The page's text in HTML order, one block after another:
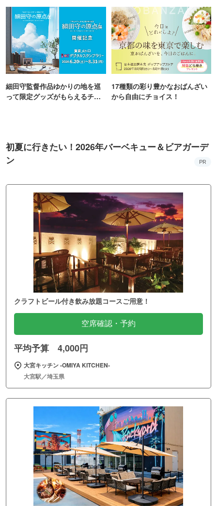
細田守監督作品ゆかりの地を巡
って限定グッズがもらえるチャ
17種類の彩り豊かなおばんざい
から自由にチョイス！
初夏に行きたい！2026年バーベキュー＆ビアガーデ
ン
PR
クラフトビール付き飲み放題コースご用意！
空席確認・予約
平均予算 4,000円
大宮キッチン ‐OMIYA KITCHEN‐
大宮駅／埼玉県